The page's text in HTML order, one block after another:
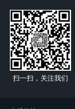
扫一扫，关注我们